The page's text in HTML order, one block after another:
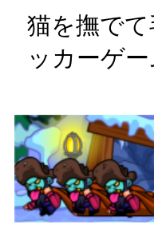
猫を撫で
ッカーゲー